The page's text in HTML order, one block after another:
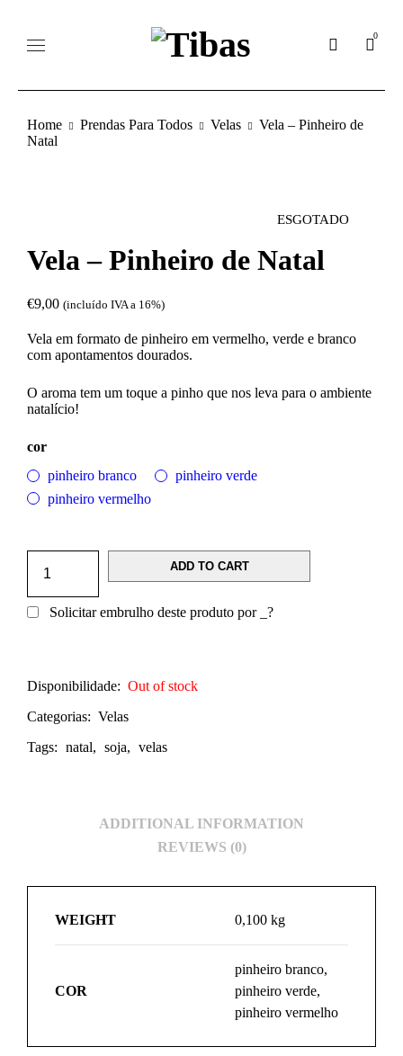
0
Home Prendas Para Todos Velas
Vela – Pinheiro de
Natal
ESGOTADO
Vela – Pinheiro de Natal
€9,00 (incluído IVA a 16%)
Vela em formato de pinheiro em vermelho, verde e branco
com apontamentos dourados.
O aroma tem um toque a pinho que nos leva para o ambiente
natalício!
cor
pinheiro branco
pinheiro verde
pinheiro vermelho
ADD TO CART
Solicitar embrulho deste produto por ?
Disponibilidade: Out of stock
Categorias: Velas
Tags: natal, soja, velas
ADDITIONAL INFORMATION
REVIEWS (0)
WEIGHT 0,100 kg
COR
pinheiro branco,
pinheiro verde,
pinheiro vermelho